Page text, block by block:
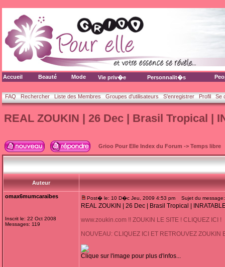
Accueil Beauté Mode Vie priv�e Personnalit�s
FAQ Rechercher Liste des Membres Groupes d'utilisateurs S'enregistrer Profil Se
REAL ZOUKIN | 26 Dec | Brasil Tropical |
Grioo Pour Elle Index du Forum -> Temps libre
Auteur
omax6mumcaraibes
Inscrit le: 22 Oct 2008
Messages: 119
Post� le: 10 D�c Jeu, 2009 4:53 pm Sujet du message:
REAL ZOUKIN | 26 Dec | Brasil Tropical |
www.zoukin.com !! ZOUKIN LE SITE ! CLIQUEZ ICI !
NOUVEAU: CLIQUEZ ICI ET RETROUVEZ ZOUKIN
Clique sur l'image pour plus d'infos...